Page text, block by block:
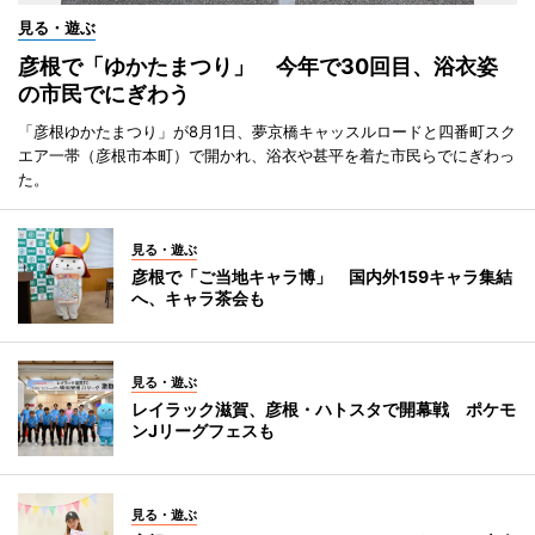
見る・遊ぶ
彦根で「ゆかたまつり」 今年で30回目、浴衣姿
の市民でにぎわう
「彦根ゆかたまつり」が8月1日、夢京橋キャッスルロードと四番町スク
エア一帯（彦根市本町）で開かれ、浴衣や甚平を着た市民らでにぎわっ
た。
見る・遊ぶ
彦根で「ご当地キャラ博」 国内外159キャラ集結
へ、キャラ茶会も
見る・遊ぶ
レイラック滋賀、彦根・ハトスタで開幕戦 ポケモ
ンJリーグフェスも
見る・遊ぶ